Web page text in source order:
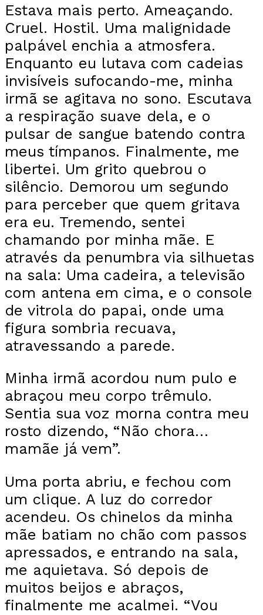
Estava mais perto. Ameaçando.
Cruel. Hostil. Uma malignidade
palpável enchia a atmosfera.
Enquanto eu lutava com cadeias
invisíveis sufocando-me, minha
irmã se agitava no sono. Escutava
a respiração suave dela, e o
pulsar de sangue batendo contra
meus tímpanos. Finalmente, me
libertei. Um grito quebrou o
silêncio. Demorou um segundo
para perceber que quem gritava
era eu. Tremendo, sentei
chamando por minha mãe. E
através da penumbra via silhuetas
na sala: Uma cadeira, a televisão
com antena em cima, e o console
de vitrola do papai, onde uma
figura sombria recuava,
atravessando a parede.
Minha irmã acordou num pulo e
abraçou meu corpo trêmulo.
Sentia sua voz morna contra meu
rosto dizendo, “Não chora…
mamãe já vem”.
Uma porta abriu, e fechou com
um clique. A luz do corredor
acendeu. Os chinelos da minha
mãe batiam no chão com passos
apressados, e entrando na sala,
me aquietava. Só depois de
muitos beijos e abraços,
finalmente me acalmei. “Vou